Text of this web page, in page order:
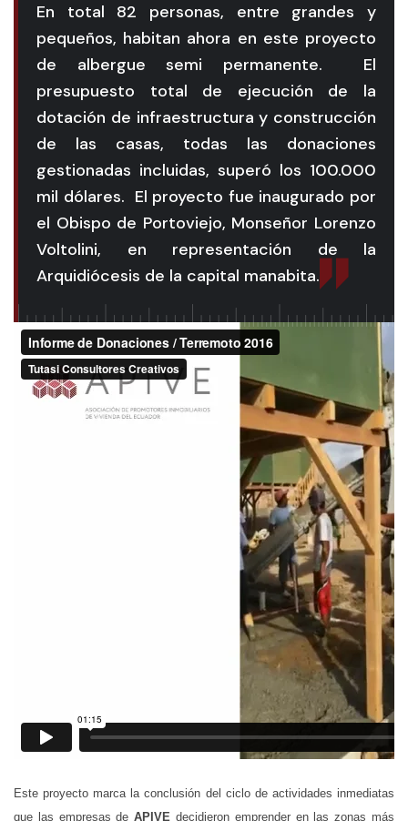
En total 82 personas, entre grandes y
pequeños, habitan ahora en este proyecto
de albergue semi permanente. El
presupuesto total de ejecución de la
dotación de infraestructura y construcción
de las casas, todas las donaciones
gestionadas incluidas, superó los 100.000
mil dólares. El proyecto fue inaugurado por
el Obispo de Portoviejo, Monseñor Lorenzo
Voltolini, en representación de la
Arquidiócesis de la capital manabita.
Este proyecto marca la conclusión del ciclo de actividades inmediatas
que las empresas deAPIVE decidieron emprender en las zonas más